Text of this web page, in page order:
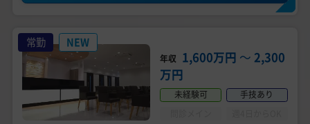
常勤 NEW
年収 1,600万円 〜 2,300
万円
未経験可
手技あり